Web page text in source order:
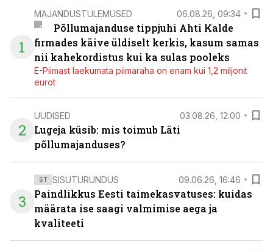
1
MAJANDUSTULEMUSED 06.08.26, 09:34
Põllumajanduse tippjuhi Ahti Kalde
firmades käive üldiselt kerkis, kasum samas
nii kahekordistus kui ka sulas pooleks
E-Piimast laekumata piimaraha on enam kui 1,2 miljonit
eurot
2
UUDISED 03.08.26, 12:00
Lugeja küsib: mis toimub Läti
põllumajanduses?
3
ST SISUTURUNDUS 09.06.26, 16:46
Paindlikkus Eesti taimekasvatuses: kuidas
määrata ise saagi valmimise aega ja
kvaliteeti